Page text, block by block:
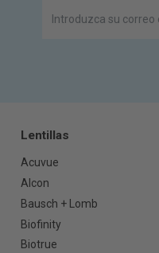
Lentillas
Acuvue
Alcon
Bausch + Lomb
Biofinity
Biotrue